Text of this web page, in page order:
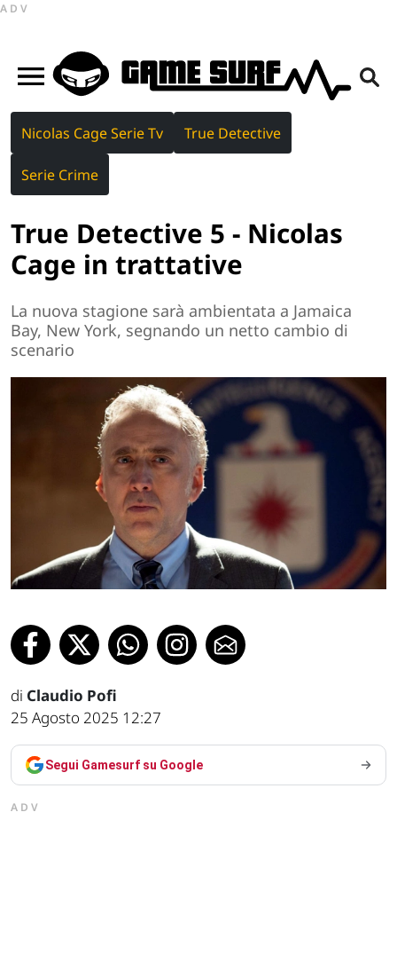
ADV
Nicolas Cage Serie Tv True Detective
Serie Crime
True Detective 5 - Nicolas
Cage in trattative
La nuova stagione sarà ambientata a Jamaica
Bay, New York, segnando un netto cambio di
scenario
di Claudio Pofi
25 Agosto 2025 12:27
Segui Gamesurf su Google
ADV